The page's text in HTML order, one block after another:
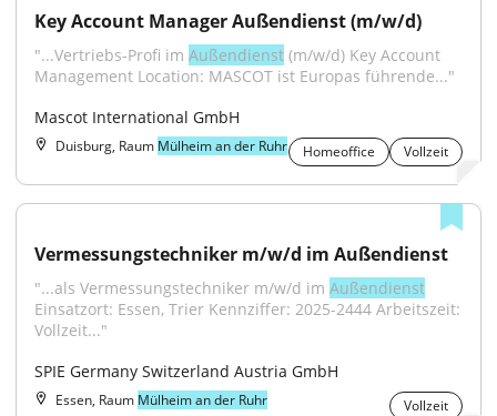
Key Account Manager Außendienst (m/w/d)
"...Vertriebs-Profi im Außendienst (m/w/d) Key Account
Management Location: MASCOT ist Europas führende..."
Mascot International GmbH
Duisburg, Raum Mülheim an der Ruhr Homeoffice Vollzeit
Vermessungstechniker m/w/d im Außendienst
"...als Vermessungstechniker m/w/d im Außendienst
Einsatzort: Essen, Trier Kennziffer: 2025-2444 Arbeitszeit:
Vollzeit..."
SPIE Germany Switzerland Austria GmbH
Essen, Raum Mülheim an der Ruhr Vollzeit